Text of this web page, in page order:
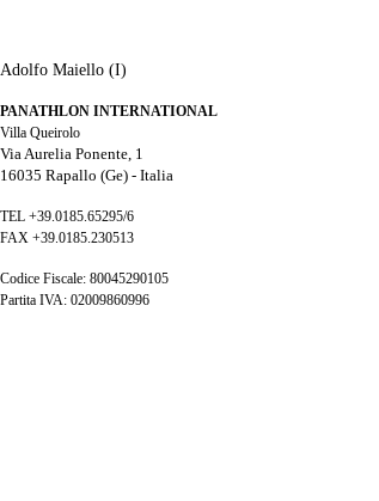
Adolfo Maiello (I)
PANATHLON INTERNATIONAL
Villa Queirolo
Via Aurelia Ponente, 1
16035 Rapallo (Ge) - Italia
TEL +39.0185.65295/6
FAX +39.0185.230513
Codice Fiscale: 80045290105
Partita IVA: 02009860996